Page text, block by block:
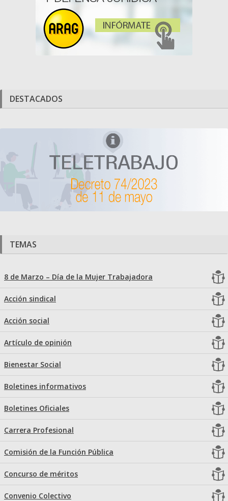
DESTACADOS
TEMAS
8 de Marzo – Día de la Mujer Trabajadora
Acción sindical
Acción social
Artículo de opinión
Bienestar Social
Boletines informativos
Boletines Oficiales
Carrera Profesional
Comisión de la Función Pública
Concurso de méritos
Convenio Colectivo